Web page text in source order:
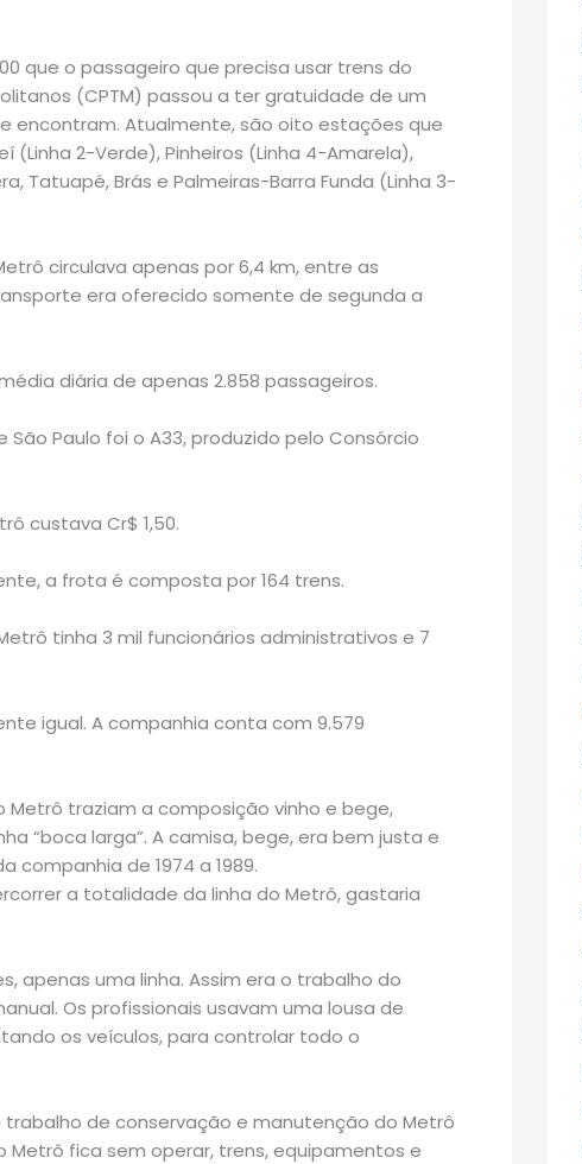
que o passageiro que precisa usar trens do
(CPTM) passou a ter gratuidade de um
encontram. Atualmente, são oito estações que
(Linha 2-Verde), Pinheiros (Linha 4-Amarela),
Tatuapé, Brás e Palmeiras-Barra Funda (Linha 3-
circulava apenas por 6,4 km, entre as
era oferecido somente de segunda a
diária de apenas 2.858 passageiros.
Paulo foi o A33, produzido pelo Consórcio
custava Cr$ 1,50.
a frota é composta por 164 trens.
tinha 3 mil funcionários administrativos e 7
igual. A companhia conta com 9.579
Metrô traziam a composição vinho e bege,
“boca larga”. A camisa, bege, era bem justa e
companhia de 1974 a 1989.
a totalidade da linha do Metrô, gastaria
apenas uma linha. Assim era o trabalho do
Os profissionais usavam uma lousa de
os veículos, para controlar todo o
de conservação e manutenção do Metrô
Metrô fica sem operar, trens, equipamentos e